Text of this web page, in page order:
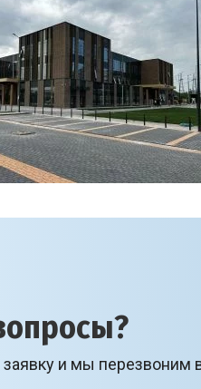
заявку и мы перезвоним